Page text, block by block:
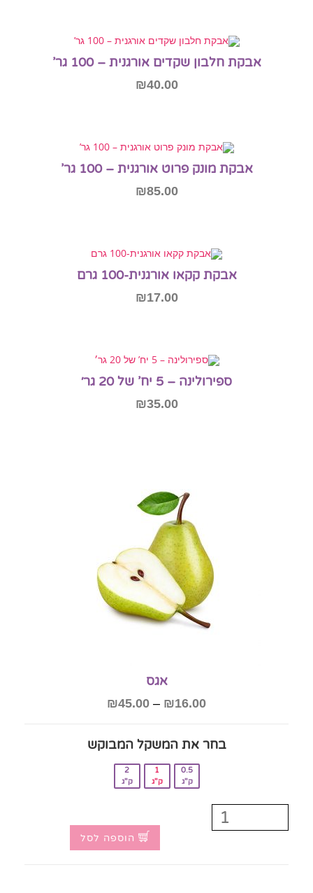
אבקת חלבון שקדים אורגנית – 100 גר’
₪40.00
הוספה לסל
אבקת מונק פרוט אורגנית – 100 גר’
₪85.00
הוספה לסל
אזל המלאי
אבקת קקאו אורגנית-100 גרם
₪17.00
מידע נוסף
ספירולינה – 5 יח’ של 20 גר׳
₪35.00
אגס
₪16.00
–
₪45.00
בחר את המשקל המבוקש‎
0.5
ק"ג
1
ק"ג
2
ק"ג
הוספה לסל